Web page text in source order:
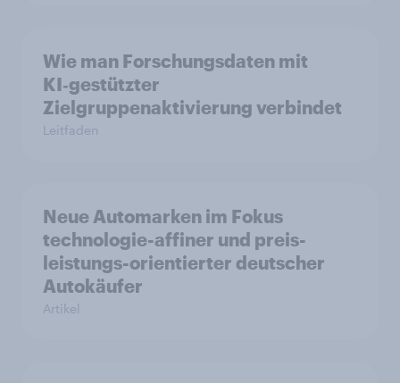
Wie man Forschungsdaten mit
KI‑gestützter
Zielgruppenaktivierung verbindet
Leitfaden
Neue Automarken im Fokus
technologie-affiner und preis-
leistungs-orientierter deutscher
Autokäufer
Artikel